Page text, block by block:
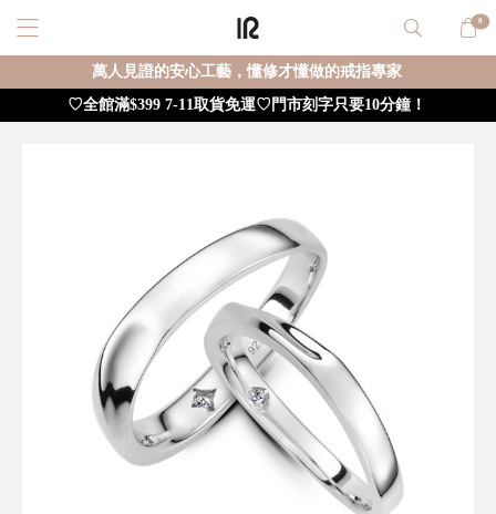
0
萬人見證的安心工藝，懂修才懂做的戒指專家
♡全館滿$399 7-11取貨免運♡門市刻字只要10分鐘！